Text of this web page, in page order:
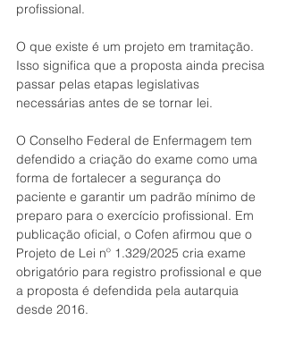
profissional.
O que existe é um projeto em tramitação.
Isso significa que a proposta ainda precisa
passar pelas etapas legislativas
necessárias antes de se tornar lei.
O Conselho Federal de Enfermagem tem
defendido a criação do exame como uma
forma de fortalecer a segurança do
paciente e garantir um padrão mínimo de
preparo para o exercício profissional. Em
publicação oficial, o Cofen afirmou que o
Projeto de Lei nº 1.329/2025 cria exame
obrigatório para registro profissional e que
a proposta é defendida pela autarquia
desde 2016.